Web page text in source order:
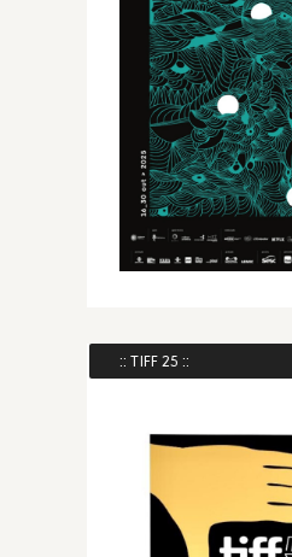
:: TIFF 25 ::